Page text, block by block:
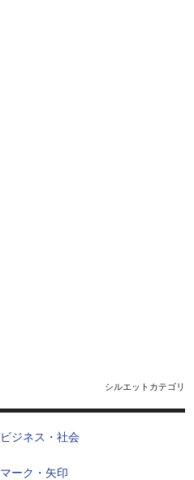
シルエットカテゴリ
ビジネス・社会
マーク・矢印